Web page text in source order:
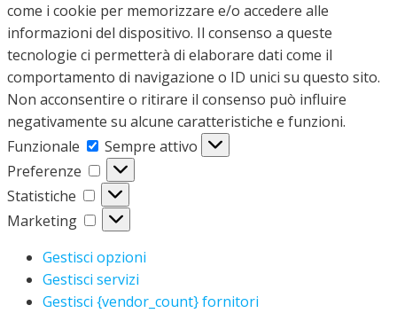
come i cookie per memorizzare e/o accedere alle
informazioni del dispositivo. Il consenso a queste
tecnologie ci permetterà di elaborare dati come il
comportamento di navigazione o ID unici su questo sito.
Non acconsentire o ritirare il consenso può influire
negativamente su alcune caratteristiche e funzioni.
Funzionale
Funzionale
Sempre attivo
Preferenze
Preferenze
Statistiche
Statistiche
Marketing
Marketing
Gestisci opzioni
Gestisci servizi
Gestisci {vendor_count} fornitori